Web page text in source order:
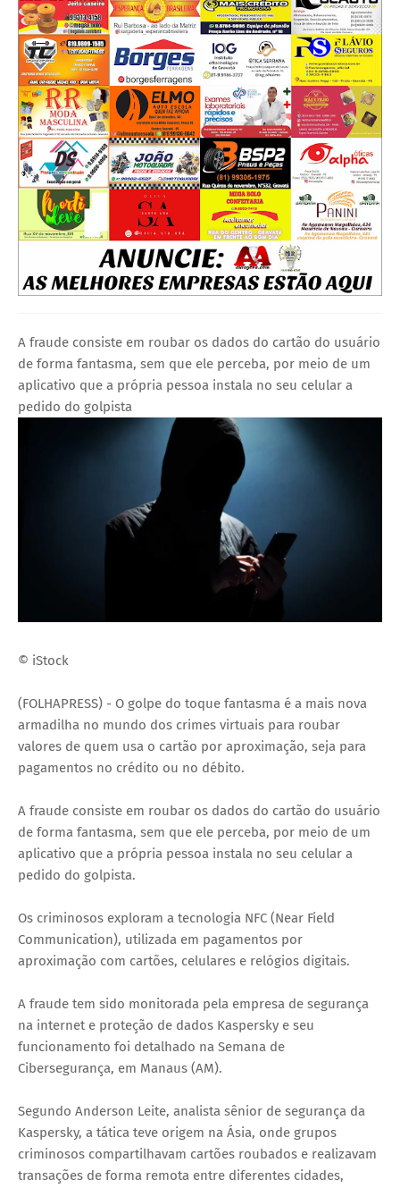
A fraude consiste em roubar os dados do cartão do usuário
de forma fantasma, sem que ele perceba, por meio de um
aplicativo que a própria pessoa instala no seu celular a
pedido do golpista
© iStock
(FOLHAPRESS) - O golpe do toque fantasma é a mais nova
armadilha no mundo dos crimes virtuais para roubar
valores de quem usa o cartão por aproximação, seja para
pagamentos no crédito ou no débito.
A fraude consiste em roubar os dados do cartão do usuário
de forma fantasma, sem que ele perceba, por meio de um
aplicativo que a própria pessoa instala no seu celular a
pedido do golpista.
Os criminosos exploram a tecnologia NFC (Near Field
Communication), utilizada em pagamentos por
aproximação com cartões, celulares e relógios digitais.
A fraude tem sido monitorada pela empresa de segurança
na internet e proteção de dados Kaspersky e seu
funcionamento foi detalhado na Semana de
Cibersegurança, em Manaus (AM).
Segundo Anderson Leite, analista sênior de segurança da
Kaspersky, a tática teve origem na Ásia, onde grupos
criminosos compartilhavam cartões roubados e realizavam
transações de forma remota entre diferentes cidades,